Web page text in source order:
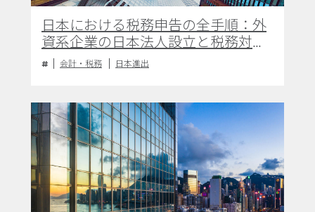
日本における税務申告の全手順：外
資系企業の日本法人設立と税務対応
のポイント
会計・税務 日本進出